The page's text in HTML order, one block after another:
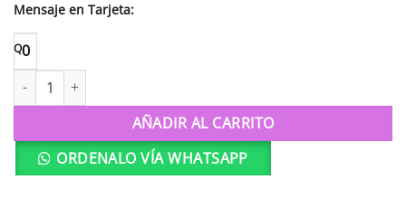
Mensaje en Tarjeta:
Q0
Whiskey Buchanan´s 12 años cantidad
AÑADIR AL CARRITO
ORDENALO VÍA WHATSAPP